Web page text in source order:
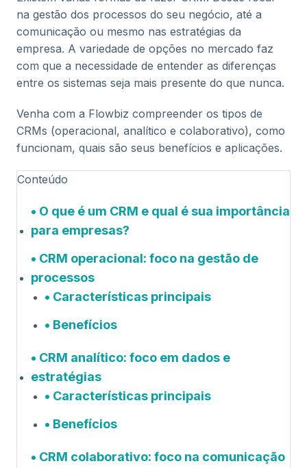
na gestão dos processos do seu negócio, até a
comunicação ou mesmo nas estratégias da
empresa. A variedade de opções no mercado faz
com que a necessidade de entender as diferenças
entre os sistemas seja mais presente do que nunca.
Venha com a Flowbiz compreender os tipos de
CRMs (operacional, analítico e colaborativo), como
funcionam, quais são seus benefícios e aplicações.
Conteúdo
O que é um CRM e qual é sua importância
para empresas?
CRM operacional: foco na gestão de
processos
Características principais
Benefícios
CRM analítico: foco em dados e
estratégias
Características principais
Benefícios
CRM colaborativo: foco na comunicação